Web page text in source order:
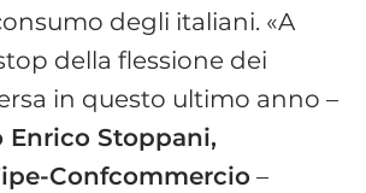
degli italiani. «A
della flessione dei
in questo ultimo anno –
Enrico Stoppani,
Confcommercio –